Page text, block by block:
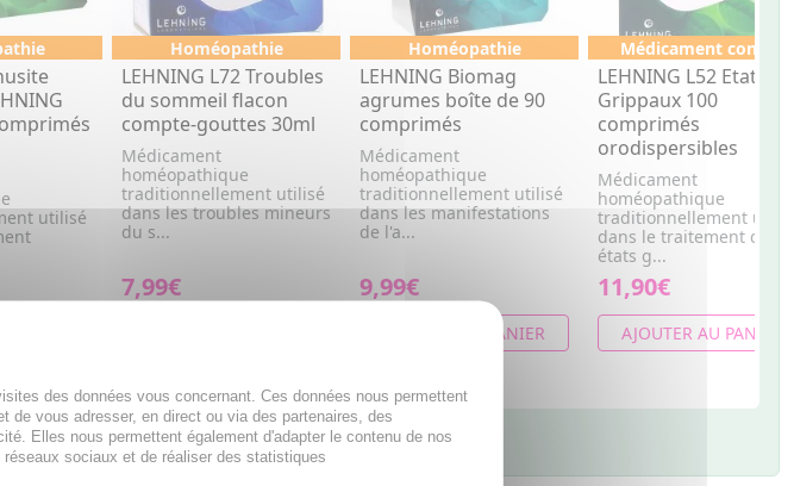
utilisé
Homéopathie
LEHNING L72 Troubles
du sommeil flacon
compte-gouttes 30ml
Médicament
homéopathique
traditionnellement utilisé
dans les troubles mineurs
du s...
7,99€
Homéopathie
LEHNING Biomag
agrumes boîte de 90
comprimés
Médicament
homéopathique
traditionnellement utilisé
dans les manifestations
de l'a...
9,99€
AJOUTER AU PANIER
Médicament conseil
LEHNING L52 Etats
Grippaux 100
comprimés
orodispersibles
Médicament
homéopathique
traditionnellement
dans le traitement des
états g...
11,90€
AJOUTER AU PANIER
cliquez-ici
des données vous concernant. Ces données nous permettent
vous adresser, en direct ou via des partenaires, des
Elles nous permettent également d'adapter le contenu de nos
sociaux et de réaliser des statistiques